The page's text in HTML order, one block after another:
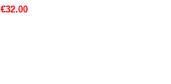
€32.00